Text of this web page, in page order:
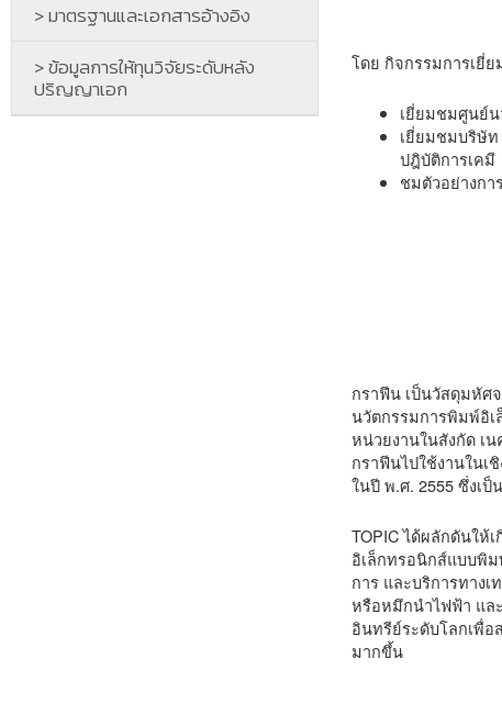
> มาตรฐานและเอกสารอ้างอิง
> ข้อมูลการให้ทุนวิจัยระดับหลัง
ปริญญาเอก
โดย กิจกรรมการเยี่
เยี่ยมชมศูนย์
เยี่ยมชมบริษัท
ปฎิบัติการเคมี
ชมตัวอย่างกา
กราฟีน เป็นวัสดุมหัศ
นวัตกรรมการพิมพ์อิเ
หน่วยงานในสังกัด เ
กราฟีนไปใช้งานในเ
ในปี พ.ศ. 2555 ซึ่งเป็
TOPIC ได้ผลักดันให้
อิเล็กทรอนิกส์แบบพิ
การ และบริการทาง
หรือหมึกนำไฟฟ้า แล
อินทรีย์ระดับโลกเพื่
มากขึ้น